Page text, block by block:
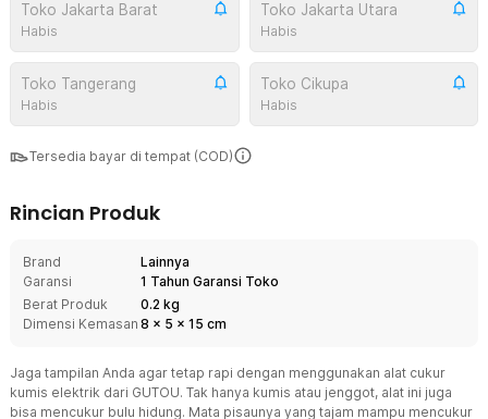
Toko Jakarta Barat
Habis
Toko Jakarta Utara
Habis
Toko Tangerang
Habis
Toko Cikupa
Habis
Tersedia bayar di tempat (COD)
Rincian Produk
Brand
Lainnya
Garansi
1 Tahun Garansi Toko
Berat Produk
0.2 kg
Dimensi Kemasan 8 x 5 x 15 cm
Jaga tampilan Anda agar tetap rapi dengan menggunakan alat cukur
kumis elektrik dari GUTOU. Tak hanya kumis atau jenggot, alat ini juga
bisa mencukur bulu hidung. Mata pisaunya yang tajam mampu mencukur